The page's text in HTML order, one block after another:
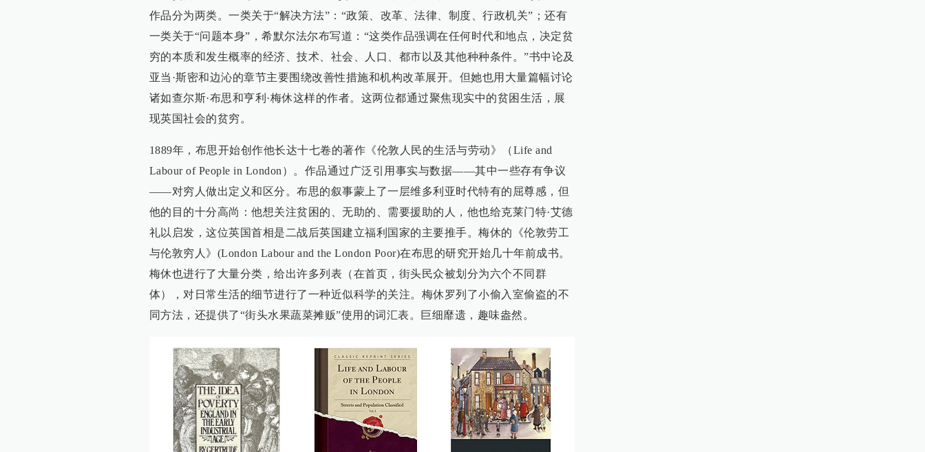
作品分为两类。一类关于“解决方法”：“政策、改革、法律、制度、行政机关”；还有
一类关于“问题本身”，希默尔法尔布写道：“这类作品强调在任何时代和地点，决定贫
穷的本质和发生概率的经济、技术、社会、人口、都市以及其他种种条件。”书中论及
亚当·斯密和边沁的章节主要围绕改善性措施和机构改革展开。但她也用大量篇幅讨论
诸如查尔斯·布思和亨利·梅休这样的作者。这两位都通过聚焦现实中的贫困生活，展
现英国社会的贫穷。
1889年，布思开始创作他长达十七卷的著作《伦敦人民的生活与劳动》（Life and
Labour of People in London）。作品通过广泛引用事实与数据——其中一些存有争议
——对穷人做出定义和区分。布思的叙事蒙上了一层维多利亚时代特有的屈尊感，但
他的目的十分高尚：他想关注贫困的、无助的、需要援助的人，他也给克莱门特·艾德
礼以启发，这位英国首相是二战后英国建立福利国家的主要推手。梅休的《伦敦劳工
与伦敦穷人》(London Labour and the London Poor)在布思的研究开始几十年前成书。
梅休也进行了大量分类，给出许多列表（在首页，街头民众被划分为六个不同群
体），对日常生活的细节进行了一种近似科学的关注。梅休罗列了小偷入室偷盗的不
同方法，还提供了“街头水果蔬菜摊贩”使用的词汇表。巨细靡遗，趣味盎然。